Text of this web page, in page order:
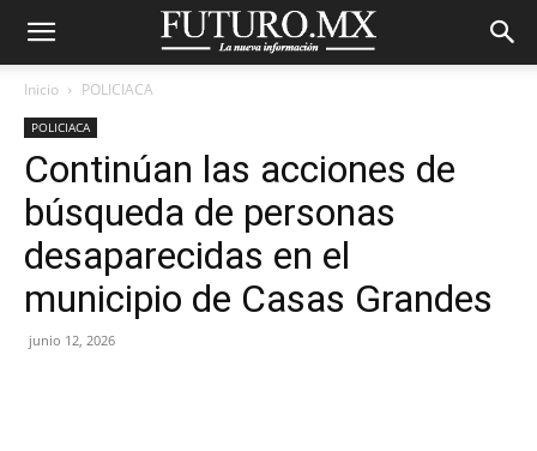
Inicio POLICIACA
POLICIACA
Continúan las acciones de
búsqueda de personas
desaparecidas en el
municipio de Casas Grandes
junio 12, 2026